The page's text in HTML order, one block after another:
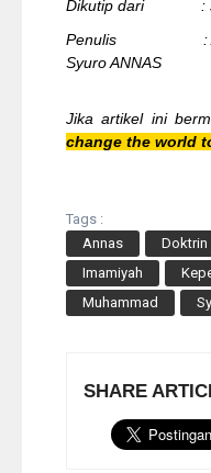
Dikutip dari :
Penulis : Amin
Syuro ANNAS
Jika artikel ini
change the world
Tags :
Annas
Doktrin
Imamiyah
Muhammad
SHARE